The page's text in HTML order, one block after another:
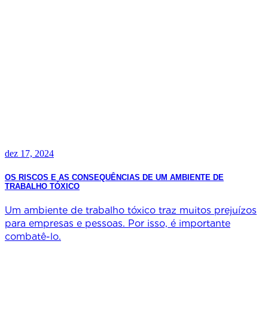
dez 17, 2024
OS RISCOS E AS CONSEQUÊNCIAS DE UM AMBIENTE DE
TRABALHO TÓXICO
Um ambiente de trabalho tóxico traz muitos prejuízos
para empresas e pessoas. Por isso, é importante
combatê-lo.